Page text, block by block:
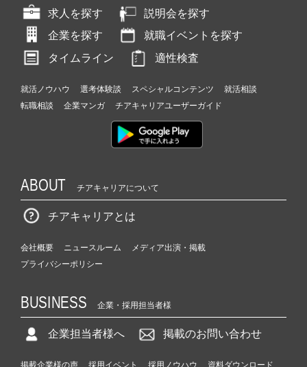
求人を探す
説明会を探す
企業を探す
就職イベントを探す
タイムライン
適性検査
就活ノウハウ 選考体験談 スペシャルコンテンツ
就活相談
転職相談
企業マンガ チアキャリアユーザーガイド
ABOUT チアキャリアについて
チアキャリアとは
会社概要 ニュースルーム
メディア出演・掲載
プライバシーポリシー
BUSINESS 企業・採用担当者様
企業担当者様へ 掲載のお問い合わせ
掲載企業様の声 採用イベント 採用ノウハウ 資料ダウンロード